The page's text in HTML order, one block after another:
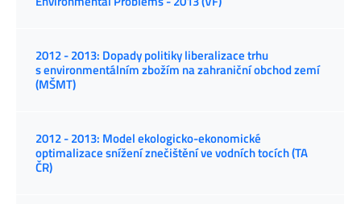
2012 - 2013: Dopady politiky liberalizace trhu
s environmentálním zbožím na zahraniční obchod zemí
(MŠMT)
2012 - 2013: Model ekologicko-ekonomické
optimalizace snížení znečištění ve vodních tocích (TA
ČR)